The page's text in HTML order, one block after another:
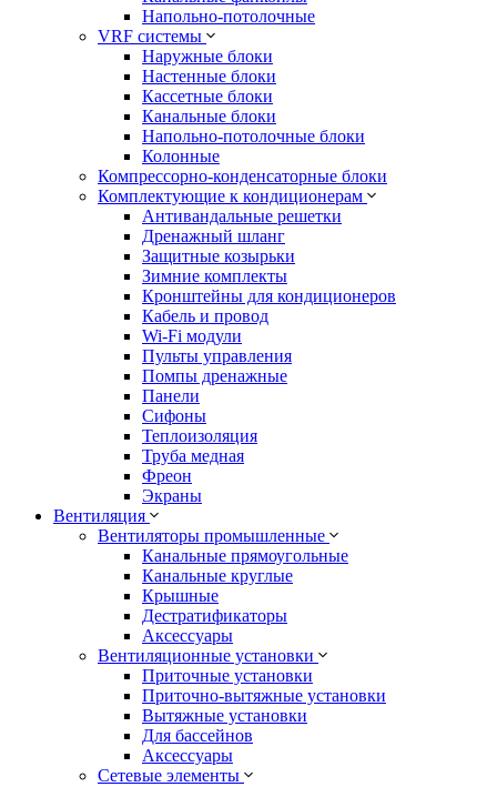
Напольно-потолочные
VRF системы
Наружные блоки
Настенные блоки
Кассетные блоки
Канальные блоки
Напольно-потолочные блоки
Колонные
Компрессорно-конденсаторные блоки
Комплектующие к кондиционерам
Антивандальные решетки
Дренажный шланг
Защитные козырьки
Зимние комплекты
Кронштейны для кондиционеров
Кабель и провод
Wi-Fi модули
Пульты управления
Помпы дренажные
Панели
Сифоны
Теплоизоляция
Труба медная
Фреон
Экраны
Вентиляция
Вентиляторы промышленные
Канальные прямоугольные
Канальные круглые
Крышные
Дестратификаторы
Аксессуары
Вентиляционные установки
Приточные установки
Приточно-вытяжные установки
Вытяжные установки
Для бассейнов
Аксессуары
Сетевые элементы